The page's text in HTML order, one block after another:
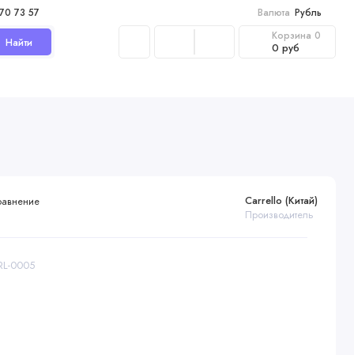
73 57 Валюта Рубль
Найти Корзина 0
0 руб
0005
Carrello (Китай)
Производитель